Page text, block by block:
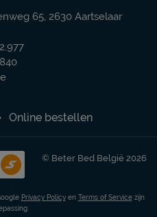
65, 2630 Aartselaar
Online bestellen
© Beter Bed België 2026
Privacy Policyen Terms of Servicezijn